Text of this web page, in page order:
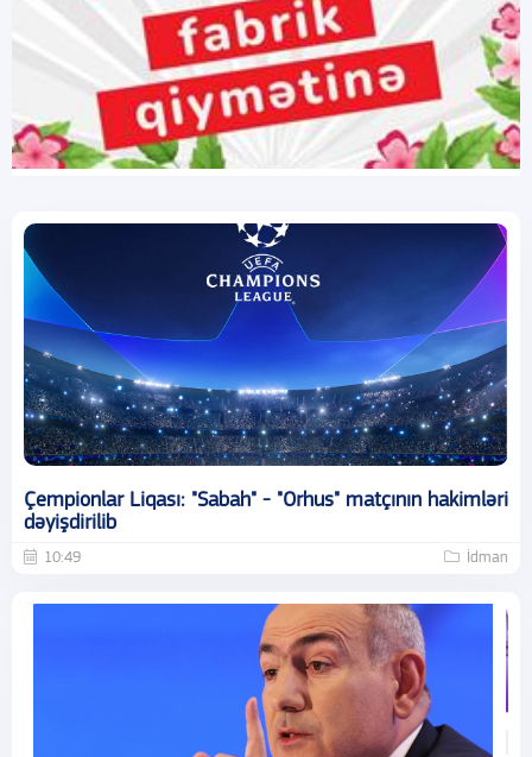
Çempionlar Liqası: "Sabah" - "Orhus" matçının hakimləri
dəyişdirilib
10:49 İdman